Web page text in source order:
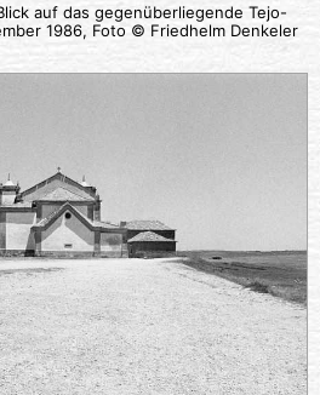
auf das gegenüberliegende Tejo-
1986, Foto © Friedhelm Denkeler